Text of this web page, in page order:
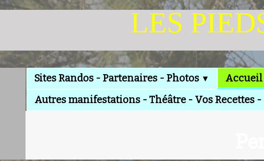
LES
Sites Randos - Partenaires - Photos ▼ Accueil
Autres manifestations - Théâtre - Vos Recettes -